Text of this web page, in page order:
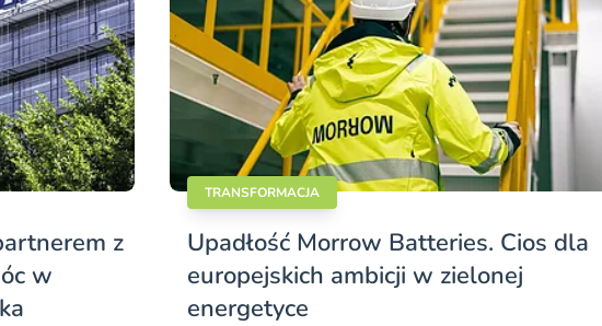
z
w
TRANSFORMACJA
Upadłość Morrow Batteries. Cios dla
europejskich ambicji w zielonej
energetyce